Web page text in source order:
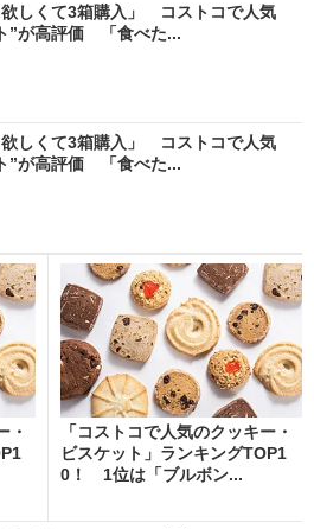
欲しくて3箱購入」 コストコで人気
”が高評価 「食べた...
欲しくて3箱購入」 コストコで人気
”が高評価 「食べた...
・
「コストコで人気のクッキー・
ビスケット」ランキングTOP1
0！ 1位は「ブルボン...